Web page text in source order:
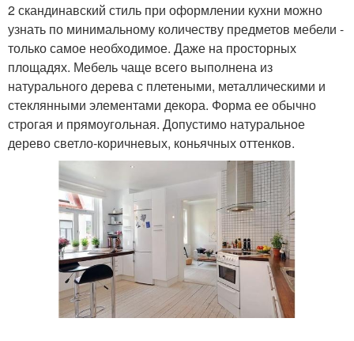
2 скандинавский стиль при оформлении кухни можно
узнать по минимальному количеству предметов мебели -
только самое необходимое. Даже на просторных
площадях. Мебель чаще всего выполнена из
натурального дерева с плетеными, металлическими и
стеклянными элементами декора. Форма ее обычно
строгая и прямоугольная. Допустимо натуральное
дерево светло-коричневых, коньячных оттенков.